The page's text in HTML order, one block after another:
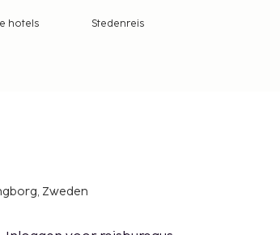
hotels
Stedenreis
Zweden